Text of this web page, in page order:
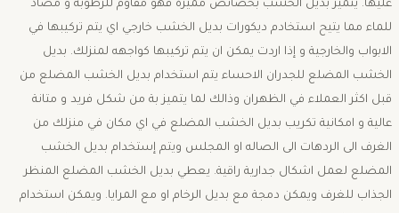
عليها. يتميز بديل الخشب بخصائص مميزة فهو مقاوم للرطوبة و مضاد
للماء مما يتيح استخادم ديكورات بديل الخشب خارجي اي يتم تركيبها في
الابواب والخارجية و إذا اردت يمكن ان يتم تركيبها كواجهه لمنزلك. بديل
الخشب المضلع للجدران الاحساء يتم استخدام بديل الخشب المضلع من
قبل اكثر العملاء في الظهران وذالك لما يتميز بة من شكل فريد و متانة
عالية و امكانية تكريب بديل الخشب المضلع في اي مكان في منزلك من
الغرف الى الردهات الى الصاله او المجلس ويتم إستخدام بديل الخشب
المضلع لعمل اشكال جدارية راقية. يعطي بديل الخشب المضلع المنظر
الجذاب للغرف ويمكن دمجة مع بديل الرخام او مع المرايا. ويمكن استخدام